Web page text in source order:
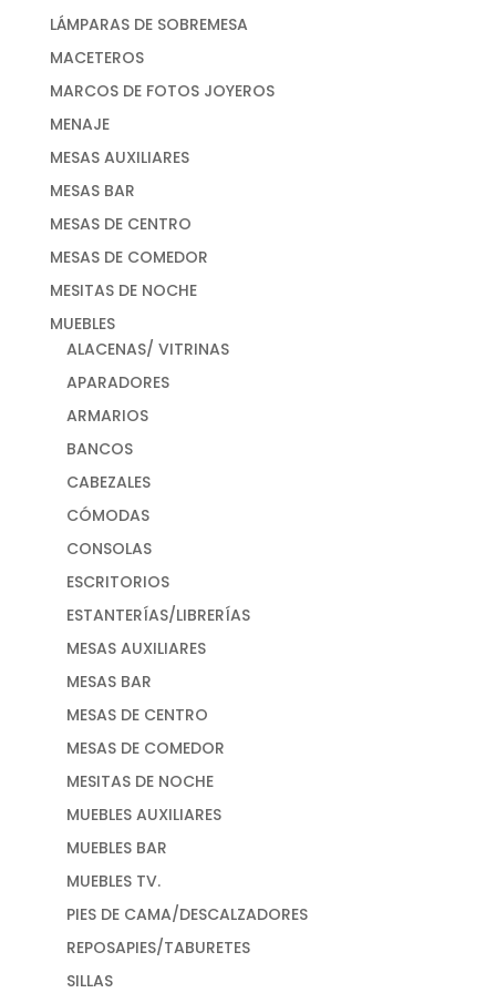
LÁMPARAS DE SOBREMESA
MACETEROS
MARCOS DE FOTOS JOYEROS
MENAJE
MESAS AUXILIARES
MESAS BAR
MESAS DE CENTRO
MESAS DE COMEDOR
MESITAS DE NOCHE
MUEBLES
ALACENAS/ VITRINAS
APARADORES
ARMARIOS
BANCOS
CABEZALES
CÓMODAS
CONSOLAS
ESCRITORIOS
ESTANTERÍAS/LIBRERÍAS
MESAS AUXILIARES
MESAS BAR
MESAS DE CENTRO
MESAS DE COMEDOR
MESITAS DE NOCHE
MUEBLES AUXILIARES
MUEBLES BAR
MUEBLES TV.
PIES DE CAMA/DESCALZADORES
REPOSAPIES/TABURETES
SILLAS